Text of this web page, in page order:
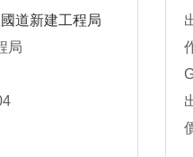
道新建工程局
局